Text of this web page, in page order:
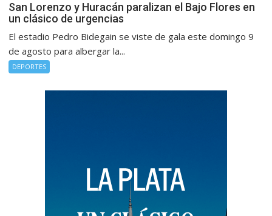
San Lorenzo y Huracán paralizan el Bajo Flores en
un clásico de urgencias
El estadio Pedro Bidegain se viste de gala este domingo 9
de agosto para albergar la...
DEPORTES